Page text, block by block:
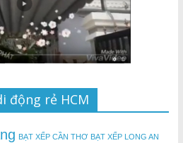
động rẻ HCM
BẠT XẾP CẦN THƠ BẠT XẾP LONG AN